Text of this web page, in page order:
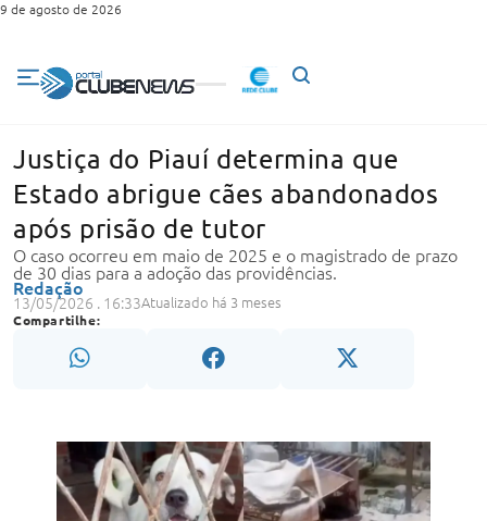
9 de agosto de 2026
Justiça do Piauí determina que
Estado abrigue cães abandonados
após prisão de tutor
O caso ocorreu em maio de 2025 e o magistrado de prazo
de 30 dias para a adoção das providências.
Redação
13/05/2026 . 16:33Atualizado há 3 meses
Compartilhe: